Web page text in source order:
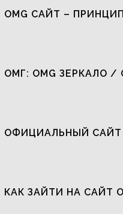
OMG САЙТ –
ОМГ: OMG ЗЕРКАЛО
ОФИЦИАЛЬНЫЙ САЙТ
КАК ЗАЙТИ НА САЙТ